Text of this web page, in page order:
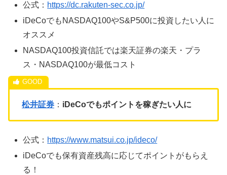
公式： https://dc.rakuten-sec.co.jp/
iDeCoでもNASDAQ100やS&P500に投資したい人に
オススメ
NASDAQ100投資信託では楽天証券の楽天・プラ
ス・NASDAQ100が最低コスト
松井証券 ： iDeCoでもポイントを稼ぎたい人に
公式： https://www.matsui.co.jp/ideco/
iDeCoでも保有資産残高に応じてポイントがもらえ
る！